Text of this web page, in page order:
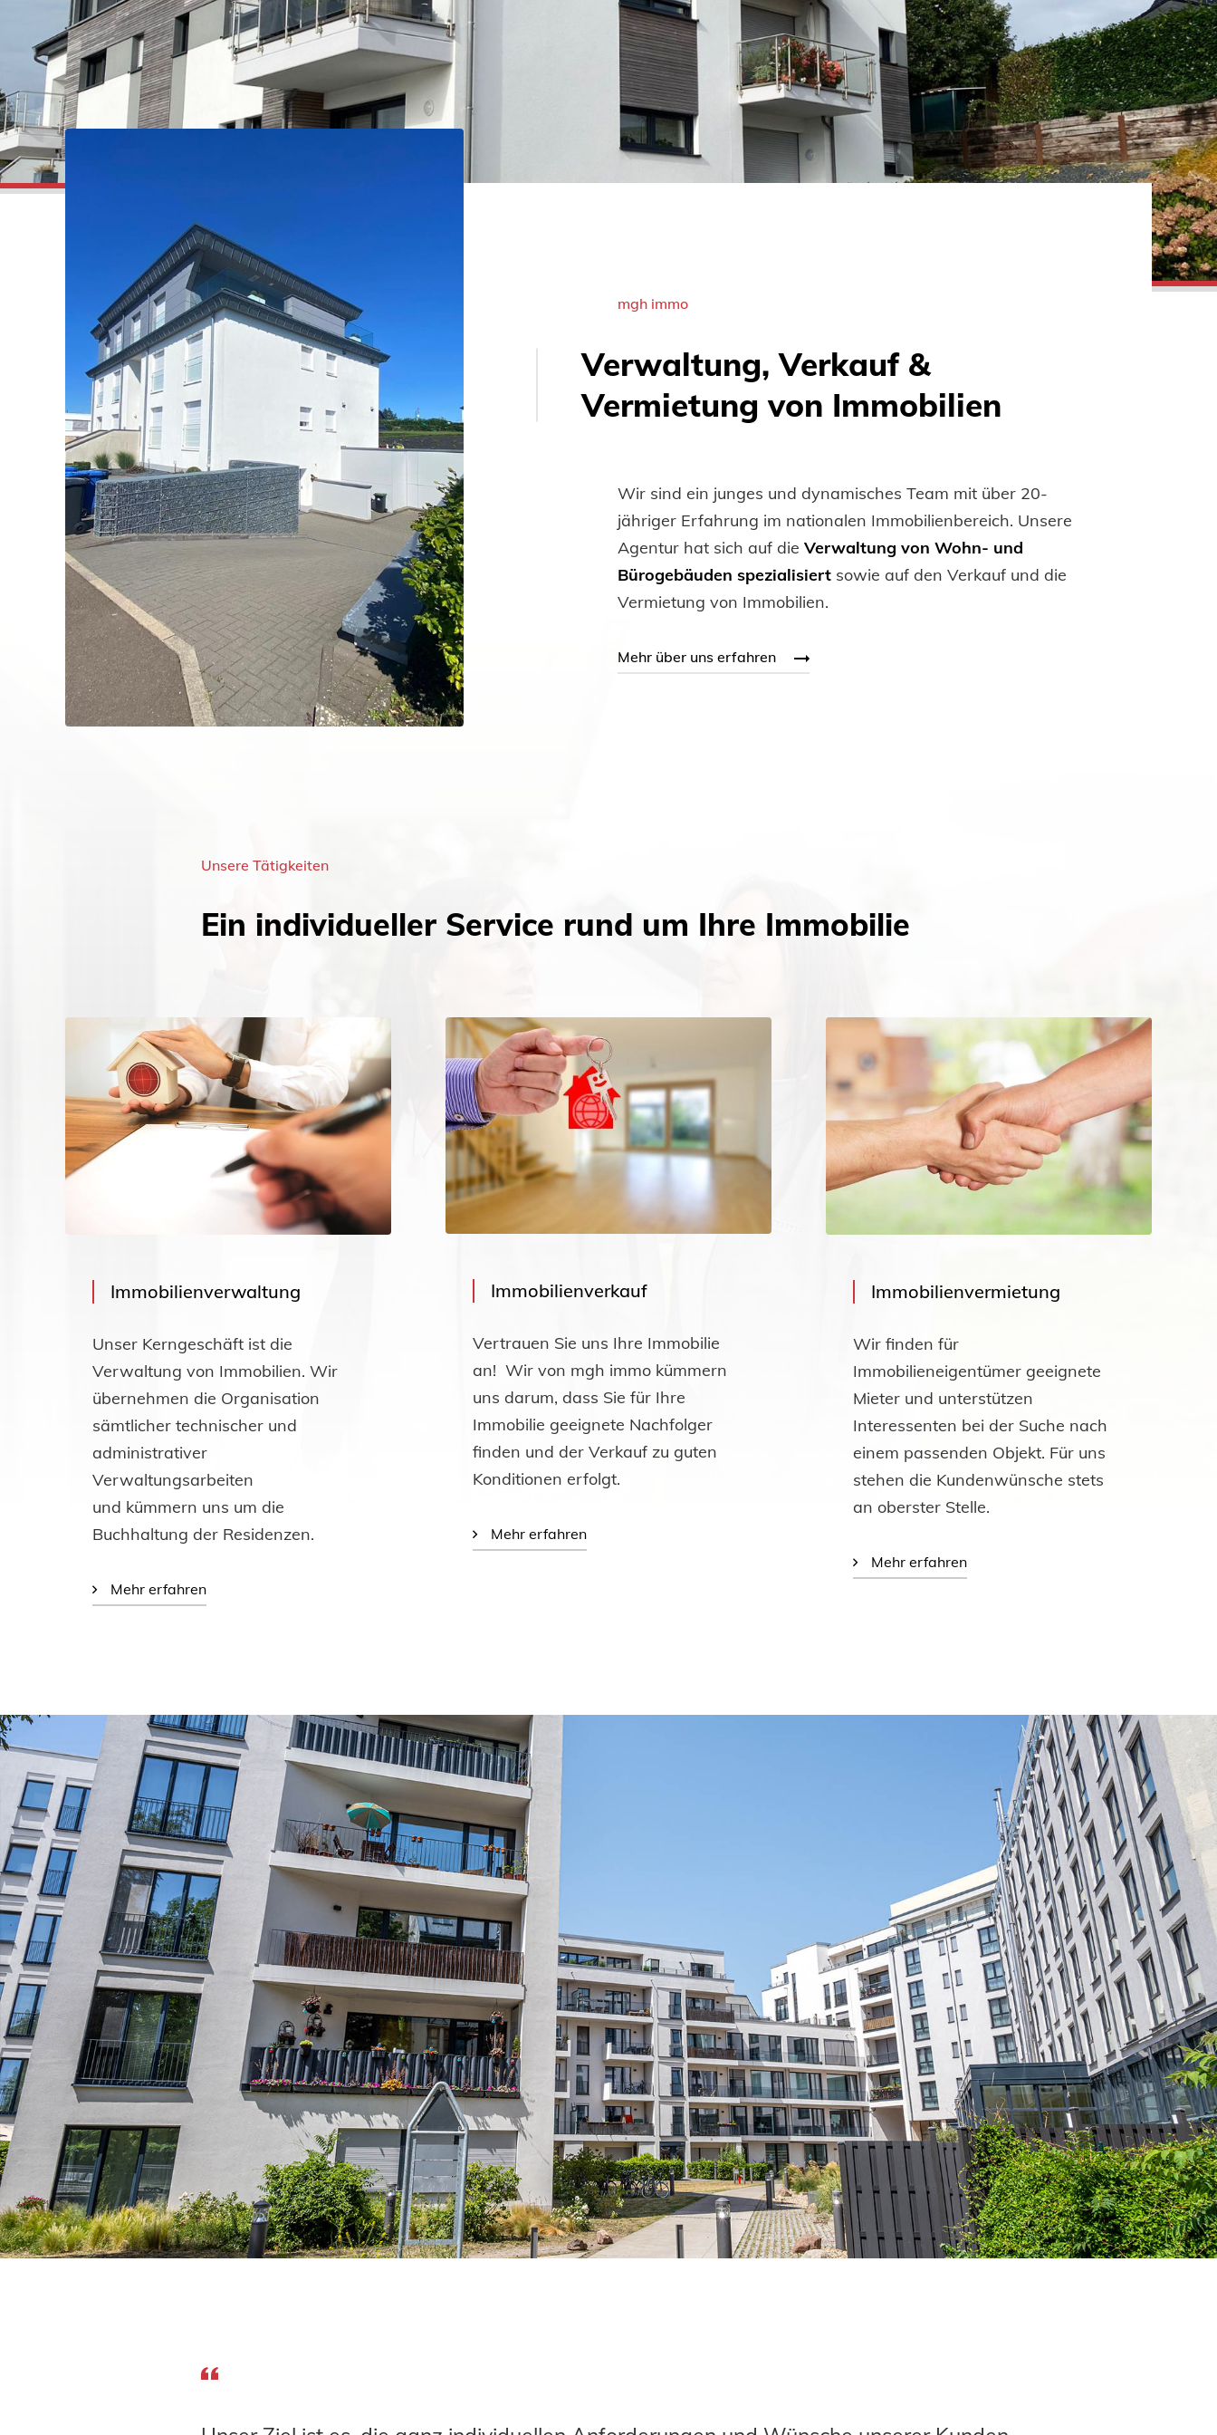
mgh immo
Verwaltung, Verkauf &
Vermietung von Immobilien
Wir sind ein junges und dynamisches Team mit über 20-
jähriger Erfahrung im nationalen Immobilienbereich. Unsere
Agentur hat sich auf die Verwaltung von Wohn- und
Bürogebäuden spezialisiert sowie auf den Verkauf und die
Vermietung von Immobilien.
Mehr über uns erfahren
Unsere Tätigkeiten
Ein individueller Service rund um Ihre Immobilie
Immobilienverwaltung
Unser Kerngeschäft ist die
Verwaltung von Immobilien. Wir
übernehmen die Organisation
sämtlicher technischer und
administrativer
Verwaltungsarbeiten
und kümmern uns um die
Buchhaltung der Residenzen.
Mehr erfahren
Immobilienverkauf
Vertrauen Sie uns Ihre Immobilie
an! Wir von mgh immo kümmern
uns darum, dass Sie für Ihre
Immobilie geeignete Nachfolger
finden und der Verkauf zu guten
Konditionen erfolgt.
Mehr erfahren
Immobilienvermietung
Wir finden für
Immobilieneigentümer geeignete
Mieter und unterstützen
Interessenten bei der Suche nach
einem passenden Objekt. Für uns
stehen die Kundenwünsche stets
an oberster Stelle.
Mehr erfahren